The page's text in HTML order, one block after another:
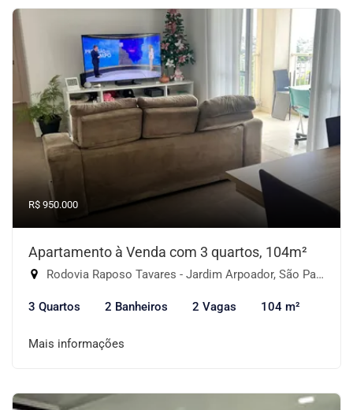
R$ 950.000
Apartamento à Venda com 3 quartos, 104m²
Rodovia Raposo Tavares - Jardim Arpoador, São Paulo-SP
3 Quartos 2 Banheiros 2 Vagas 104 m²
Mais informações